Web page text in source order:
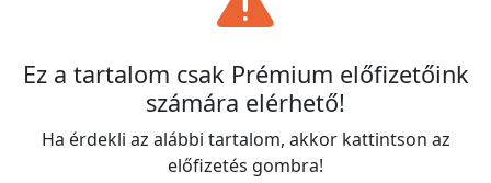
Ez a tartalom csak Prémium előfizetőink
számára elérhető!
Ha érdekli az alábbi tartalom, akkor kattintson az
előfizetés gombra!